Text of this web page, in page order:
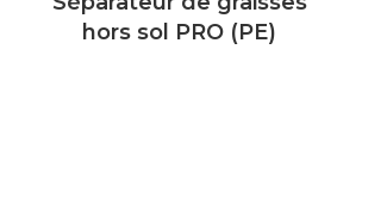
hors sol PRO (PE)